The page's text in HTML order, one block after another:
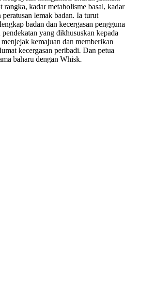
rangka, kadar metabolisme basal, kadar
lemak badan. Ia turut
badan dan kecergasan pengguna
yang dikhususkan kepada
kemajuan dan memberikan
kecergasan peribadi. Dan petua
baharu dengan Whisk.